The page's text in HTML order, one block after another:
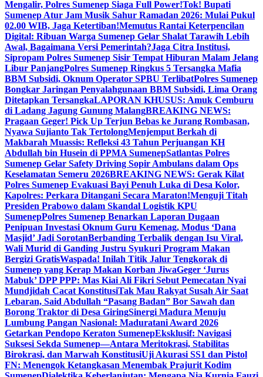
Mengalir, Polres Sumenep Siaga Full Power!Tok! Bupati
Sumenep Atur Jam Musik Sahur Ramadan 2026: Mulai Pukul
02.00 WIB, Jaga Ketertiban!Memutus Rantai Keterpencilan
Digital: Ribuan Warga Sumenep Gelar Shalat Tarawih Lebih
Awal, Bagaimana Versi Pemerintah?Jaga Citra Institusi,
Sipropam Polres Sumenep Sisir Tempat Hiburan Malam Jelang
Libur PanjangPolres Sumenep Ringkus 5 Tersangka Mafia
BBM Subsidi, Oknum Operator SPBU TerlibatPolres Sumenep
Bongkar Jaringan Penyalahgunaan BBM Subsidi, Lima Orang
Ditetapkan TersangkaLAPORAN KHUSUS: Amuk Cemburu
di Ladang Jagung Gunung MalangBREAKING NEWS:
Pragaan Geger! Pick Up Terjun Bebas ke Jurang Rombasan,
Nyawa Sujianto Tak TertolongMenjemput Berkah di
Makbarah Muassis: Refleksi 43 Tahun Perjuangan KH
Abdullah bin Husein di PPMA SumenepSatlantas Polres
Sumenep Gelar Safety Driving Sopir Ambulans dalam Ops
Keselamatan Semeru 2026BREAKING NEWS: Gerak Kilat
Polres Sumenep Evakuasi Bayi Penuh Luka di Desa Kolor,
Kapolres: Perkara Ditangani Secara Maraton!Menguji Titah
Presiden Prabowo dalam Skandal Logistik KPU
SumenepPolres Sumenep Benarkan Laporan Dugaan
Penipuan Investasi Oknum Guru Kemenag, Modus ‘Dana
Masjid’ Jadi SorotanBerbanding Terbalik dengan Isu Viral,
Wali Murid di Ganding Justru Syukuri Program Makan
Bergizi GratisWaspada! Inilah Titik Jalur Tengkorak di
Sumenep yang Kerap Makan Korban JiwaGeger ‘Jurus
Mabuk’ DPP PPP: Mas Kiai Ali Fikri Sebut Pemecatan Nyai
Mundjidah Cacat KonstitusiTak Mau Rakyat Susah Air Saat
Lebaran, Said Abdullah “Pasang Badan” Bor Sawah dan
Borong Traktor di Desa GiringSinergi Madura Menuju
Lumbung Pangan Nasional: Maduratani Award 2026
Getarkan Pendopo Keraton SumenepEksklusif: Navigasi
Suksesi Sekda Sumenep—Antara Meritokrasi, Stabilitas
Birokrasi, dan Marwah KonstitusiUji Akurasi SS1 dan Pistol
FN: Menengok Ketangkasan Menembak Prajurit Kodim